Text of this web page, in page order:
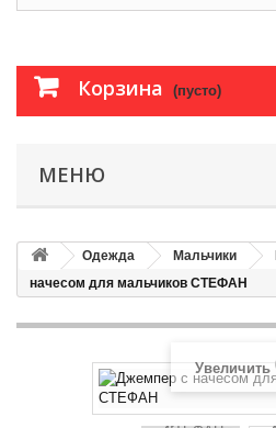
Корзина (пусто)
МЕНЮ
Одежда Мальчики
начесом для мальчиков СТЕФАН
Увеличить